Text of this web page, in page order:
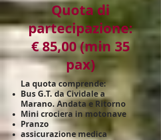
Quota di
partecipazione:
€ 85,00 (min 35
pax)
La quota comprende:
Bus G.T. da Cividale a
Marano. Andata e Ritorno
Mini crociera in motonave
Pranzo
assicurazione medica